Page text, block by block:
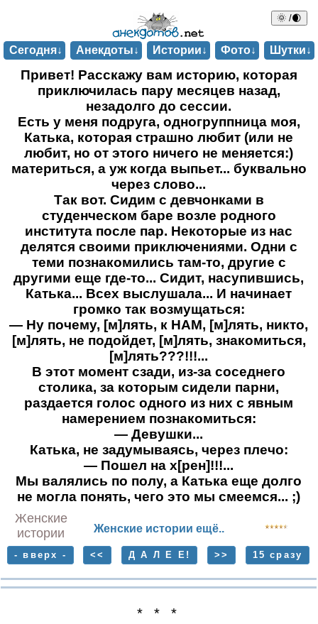
🌞 /🌒
Сегодня↓ Анекдоты↓ Истории↓ Фото↓ Шутки↓
Привет! Расскажу вам историю, которая
приключилась пару месяцев назад,
незадолго до сессии.
Есть у меня подруга, одногруппница моя,
Катька, которая страшно любит (или не
любит, но от этого ничего не меняется:)
материться, а уж когда выпьет... буквально
через слово...
Так вот. Сидим с девчонками в
студенческом баре возле родного
института после пар. Некоторые из нас
делятся своими приключениями. Одни с
теми познакомились там-то, другие с
другими еще где-то... Сидит, насупившись,
Катька... Всех выслушала... И начинает
громко так возмущаться:
— Ну почему, [м]лять, к НАМ, [м]лять, никто,
[м]лять, не подойдет, [м]лять, знакомиться,
[м]лять???!!!...
В этот момент сзади, из-за соседнего
столика, за которым сидели парни,
раздается голос одного из них с явным
намерением познакомиться:
— Девушки...
Катька, не задумываясь, через плечо:
— Пошел на х[рен]!!!...
Мы валялись по полу, а Катька еще долго
не могла понять, чего это мы смеемся... ;)
Женские
истории
Женские истории ещё..
- вверх - << Д А Л Е Е! >> 15 сразу
* * *